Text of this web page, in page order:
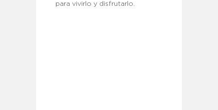
para vivirlo y disfrutarlo.